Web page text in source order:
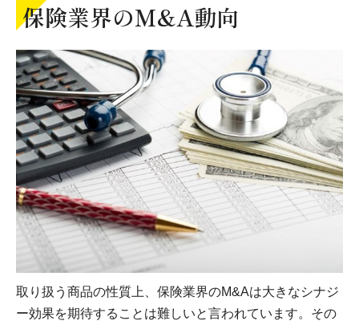
保険業界のM&A動向
取り扱う商品の性質上、保険業界のM&Aは大きなシナジ
ー効果を期待することは難しいと言われています。その